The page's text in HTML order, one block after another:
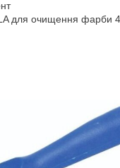
для очищення фарби